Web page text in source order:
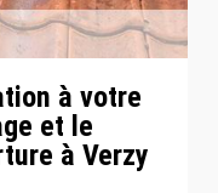
à votre
et le
à Verzy